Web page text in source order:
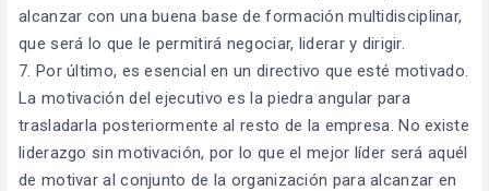
alcanzar con una buena base de formación multidisciplinar,
que será lo que le permitirá negociar, liderar y dirigir.
7. Por último, es esencial en un directivo que esté motivado.
La motivación del ejecutivo es la piedra angular para
trasladarla posteriormente al resto de la empresa. No existe
liderazgo sin motivación, por lo que el mejor líder será aquél
de motivar al conjunto de la organización para alcanzar en